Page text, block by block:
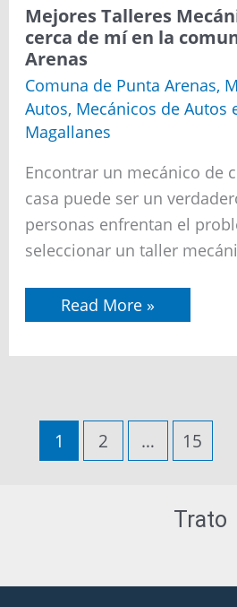
Mejores Talleres
cerca de mí en la
Arenas
Comuna de Punta Arenas,
Autos, Mecánicos de Autos
Magallanes
Encontrar un mecánico de
casa puede ser un
personas enfrentan el
seleccionar un taller
Mejores
Talleres
Mecánicos
de
autos
cerca
de
mí
en
comuna
de
Punta
Arenas
Read More »
1 2 … 15
Trato